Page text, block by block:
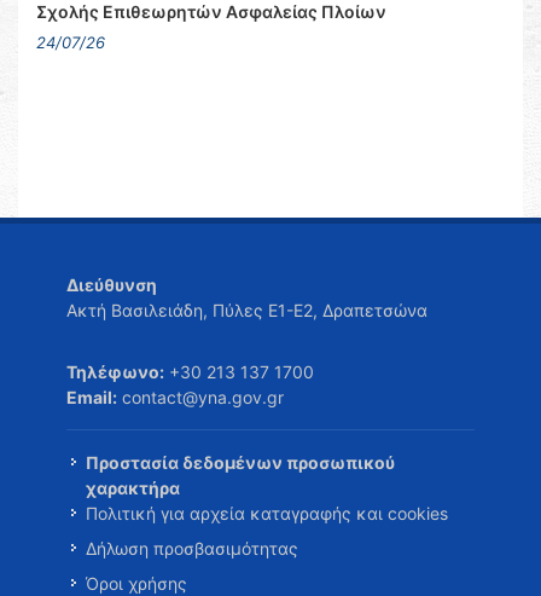
Σχολής Επιθεωρητών Ασφαλείας Πλοίων
24/07/26
Διεύθυνση
Ακτή Βασιλειάδη, Πύλες Ε1-Ε2, Δραπετσώνα
Τηλέφωνο: +30 213 137 1700
Email: contact@yna.gov.gr
Προστασία δεδομένων προσωπικού
χαρακτήρα
Πολιτική για αρχεία καταγραφής και cookies
Δήλωση προσβασιμότητας
Όροι χρήσης